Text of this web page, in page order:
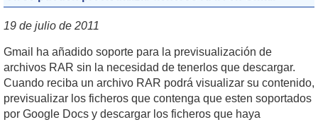
19 de julio de 2011
Gmail ha añadido soporte para la previsualización de
archivos RAR sin la necesidad de tenerlos que descargar.
Cuando reciba un archivo RAR podrá visualizar su contenido,
previsualizar los ficheros que contenga que esten soportados
por Google Docs y descargar los ficheros que haya